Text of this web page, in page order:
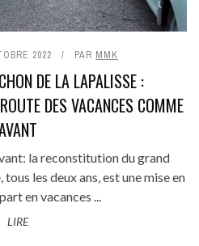
2022 PAR MMK
DE LA LAPALISSE :
DES VACANCES COMME
la reconstitution du grand
les deux ans, est une mise en
en vacances ...
LIRE